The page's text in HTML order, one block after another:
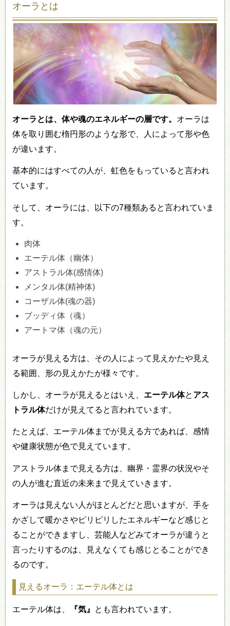
オーラとは
オーラとは、体や魂のエネルギーの層です。 オーラは
体を取り囲む楕円形のような形で、人によって形や色
が違います。
基本的にはすべての人が、虹色をもっていると言われ
ています。
そして、オーラには、以下の7種類あると言われていま
す。
肉体
エーテル体（幽体）
アストラル体(感情体)
メンタル体(精神体)
コーザル体(魂の器)
ブッディ体（魂）
アートマ体（魂の元）
オーラが見える方は、その人によって見えかたや見え
る範囲、形の見えかたが様々です。
しかし、オーラが見えるとはいえ、 エーテル体と アス
トラル体だけが見えてると言われています。
たとえば、エーテル体までが見える方であれば、感情
や健康状態が色で見えています。
アストラル体まで見える方は、幽界・霊界の状況やそ
の人が進む直近の未来まで見えていきます。
オーラは見えない人がほとんどだと思いますが、手を
かざして暖かさやピリピリしたエネルギーなど感じと
ることができますし、芸能人などみてオーラが違うと
言ったりするのは、見えなくても感じとることができ
るのです。
見えるオーラ：エーテル体とは
エーテル体は、 『気』 とも言われています。